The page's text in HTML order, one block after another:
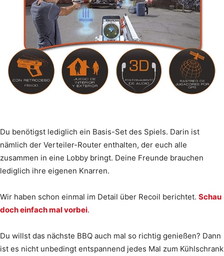
Du benötigst lediglich ein Basis-Set des Spiels. Darin ist
nämlich der Verteiler-Router enthalten, der euch alle
zusammen in eine Lobby bringt. Deine Freunde brauchen
lediglich ihre eigenen Knarren.
Wir haben schon einmal im Detail über Recoil berichtet. Schau
doch einfach mal vorbei.
Du willst das nächste BBQ auch mal so richtig genießen? Dann
ist es nicht unbedingt entspannend jedes Mal zum Kühlschrank